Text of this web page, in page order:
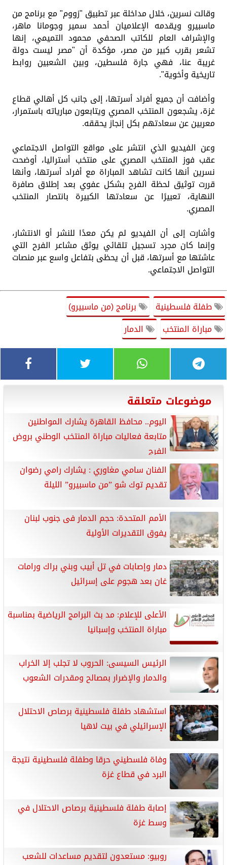
وقالت نسرين، خلال مداخلة عبر تطبيق "زووم" مع برنامج من
ماسبيرو ويقدمه الإعلاميان أحمد سمير وجومانا ماهر،
والإشراف العام للكاتب الصحفي محمود التميمي، إنها
تشعر بقرب كبير من مصر، مؤكدة أن "مصر ليست دولة
غريبة عنا، فهي جارة فلسطين، وبين الشعبين روابط
تاريخية وأخوية".
وأضافت أن جميع أفراد أسرتها، إلى جانب كل أهالي قطاع
غزة، يشجعون المنتخب المصري ويتابعون مبارياته باستمرار،
معربين عن سعادتهم بكل إنجاز يحققه.
وعن الفيديو الذي انتشر على مواقع التواصل الاجتماعي
عقب فوز المنتخب المصري على منتخب أستراليا، أوضحت
نسرين أنها كانت تشاهد المباراة مع أفراد أسرتها، وأنها
قررت توثيق لحظة الفرح بشكل عفوي بعد إطلاق صافرة
النهاية، تعبيرًا عن سعادتها الكبيرة بانتصار المنتخب
المصري.
وأشارت إلى أن الفيديو لم يكن معدًا للنشر أو الانتشار،
وإنما كان مجرد تسجيل تلقائي يوثق مشاعر الفرح التي
عاشتها مع أسرتها، قبل أن يحظى بتفاعل واسع عبر منصات
التواصل الاجتماعي.
طفلة فلسطينية
برنامج (من ماسبيرو)
مباراة المنتخب
الدمار
موضوعات متعلقة
اليوم.. محافظ القاهرة يشارك المواطنين
متابعة فعاليات مباراة المنتخب الوطني بروض
الفرج
الفنان سامي مغاوري : يشارك رامي رضوان
تقديم توك شو ”من ماسبيرو” الليلة
الأمم المتحدة: حجم الدمار فى جنوب لبنان
يفوق التقديرات الأولية
دمار وإصابات في تل أبيب وبني براك ورامات
غان بعد هجوم على إسرائيل
الأعلى للإعلام: مد بث البرامج الرياضية بمناسبة
مباراة المنتخب وإسبانيا
الرئيس السيسى: الحروب لا تجلب إلا الخراب
والدمار والإضرار بمصالح ومقدرات الشعوب
استشهاد طفلة فلسطينية برصاص الاحتلال
الإسرائيلي في بيت لاهيا
وفاة فلسطيني حرقا وطفلة فلسطينية نتيجة
البرد في قطاع غزة
إصابة طفلة فلسطينية برصاص الاحتلال في
وسط غزة
روبيو: مستعدون لتقديم مساعدات للشعب